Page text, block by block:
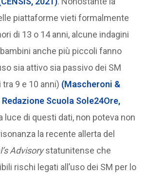
piattaforme vieti formalmente
di 13 o 14 anni, alcune indagini
anche più piccoli fanno
sia attivo sia passivo dei SM
9 e 10 anni) (Mascheroni &
Scuola Sole24Ore,
luce di questi dati, non poteva non
la recente allerta del
Advisorystatunitense che
rischi legati all’uso dei SM per lo